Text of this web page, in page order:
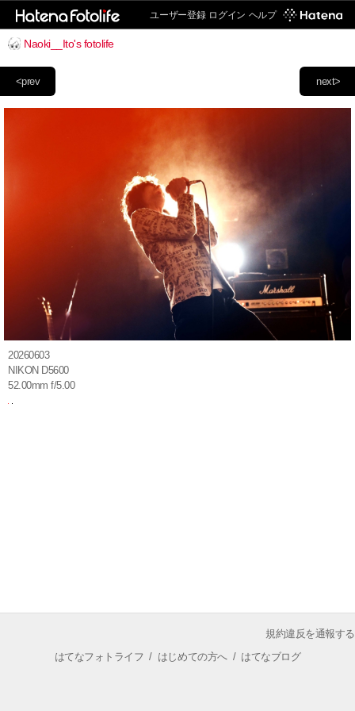
ユーザー登録 ログイン ヘルプ
Naoki__Ito's fotolife
next>
<prev
20260603
NIKON D5600
52.00mm f/5.00
規約違反を通報する
はてなフォトライフ / はじめての方へ/ はてなブログ